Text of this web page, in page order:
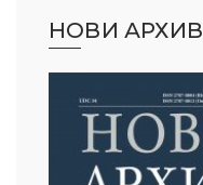
НОВИ АРХИВ